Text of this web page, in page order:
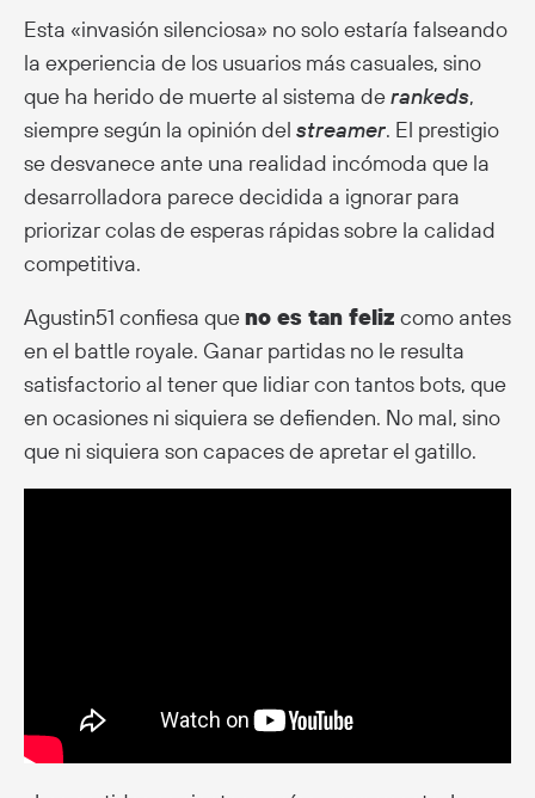
Esta «invasión silenciosa» no solo estaría falseando
la experiencia de los usuarios más casuales, sino
que ha herido de muerte al sistema derankeds,
siempre según la opinión del streamer. El prestigio
se desvanece ante una realidad incómoda que la
desarrolladora parece decidida a ignorar para
priorizar colas de esperas rápidas sobre la calidad
competitiva.
Agustin51 confiesa queno es tan feliz como antes
en el battle royale. Ganar partidas no le resulta
satisfactorio al tener que lidiar con tantos bots, que
en ocasiones ni siquiera se defienden. No mal, sino
que ni siquiera son capaces de apretar el gatillo.